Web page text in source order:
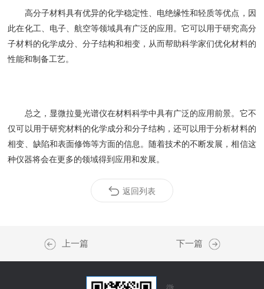
高分子材料具有优异的化学稳定性、电绝缘性和轻质等优点，因
此在化工、电子、航空等领域具有广泛的应用。它可以用于研究高分
子材料的化学成分、分子结构和相变，从而帮助科学家们优化材料的
性能和制备工艺。
总之，显微拉曼光谱仪在材料科学中具有广泛的应用前景。它不
仅可以用于研究材料的化学成分和分子结构，还可以用于分析材料的
相变、缺陷和表面修饰等方面的信息。随着技术的不断发展，相信这
种仪器将会在更多的领域得到应用和发展。
返回列表
上一篇 下一篇